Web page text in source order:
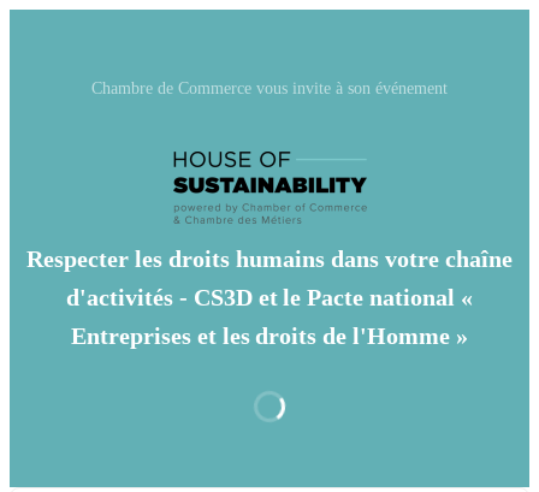
Chambre de Commerce vous invite à son événement
Respecter les droits humains dans votre chaîne
d'activités - CS3D et le Pacte national «
Entreprises et les droits de l'Homme »